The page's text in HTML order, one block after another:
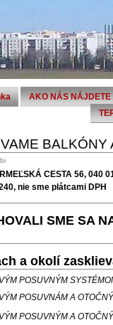
AKO NÁS NÁJDETE
BALKÓNY
CESTA 56, 040
nie sme plátcami DPH
SME SA
a okolí
POSUVNÝM
POSUVNÁM A
POSUVNÝM A